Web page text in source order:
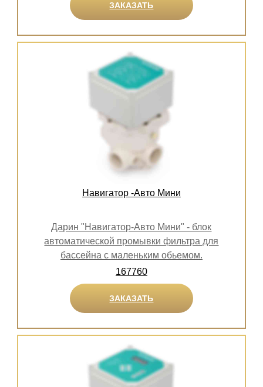
ЗАКАЗАТЬ
Навигатор -Авто Мини
Дарин "Навигатор-Авто Мини" - блок
автоматической промывки фильтра для
бассейна с маленьким обьемом.
167760
ЗАКАЗАТЬ